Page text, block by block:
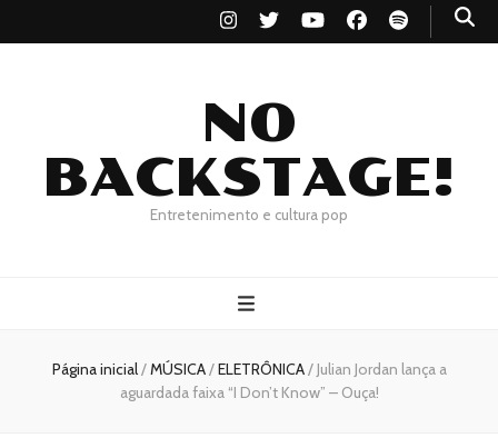
NO
BACKSTAGE!
Entretenimento e cultura pop
Página inicial/MÚSICA/ELETRÔNICA/Julian Jordan lança a
aguardada faixa “I Don’t Know” – Ouça!